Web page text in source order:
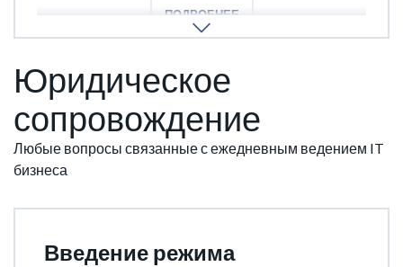
ПОДРОБНЕЕ
Юридическое
сопровождение
Любые вопросы связанные с ежедневным ведением IT
бизнеса
Введение режима